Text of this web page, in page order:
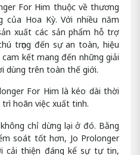
For Him thuộc về thương
của Hoa Kỳ. Với nhiều năm
xuất các sản phẩm hỗ trợ
trọng đến sự an toàn, hiệu
kết mang đến những giải
dùng trên toàn thế giới.
For Him là kéo dài thời
hoãn việc xuất tinh.
chỉ dừng lại ở đó. Bằng
soát tốt hơn, Jo Prolonger
cải thiện đáng kể sự tự tin,